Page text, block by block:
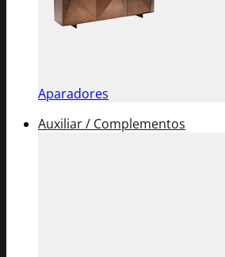
Aparadores
Auxiliar / Complementos